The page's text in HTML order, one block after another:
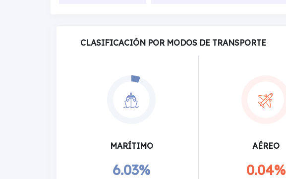
CLASIFICACIÓN POR MODOS DE TRANSPORTE
MARÍTIMO
6.03%
AÉREO
0.04%